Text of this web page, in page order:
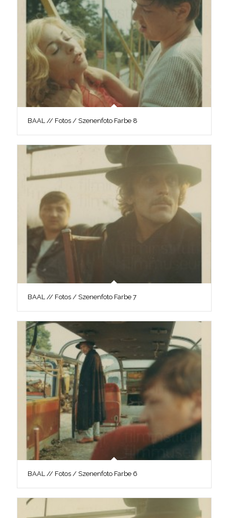
BAAL // Fotos / Szenenfoto Farbe 8
BAAL // Fotos / Szenenfoto Farbe 7
BAAL // Fotos / Szenenfoto Farbe 6